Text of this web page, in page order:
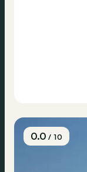
0.0/ 10